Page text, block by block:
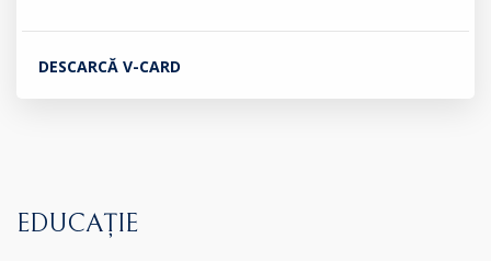
DESCARCĂ V-CARD
EDUCAȚIE